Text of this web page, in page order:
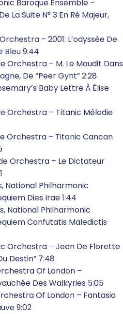
Baroque Ensemble –
La Suite N° 3 En Ré Majeur,
– 2001: L’odyssée De
Bleu 9:44
Orchestra – M. Le Maudit Dans
De “Peer Gynt” 2:28
Baby Lettre À Élise
Orchestra – Titanic Mélodie
Orchestra – Titanic Cancan
Orchestra – Le Dictateur
National Philharmonic
Dies Irae 1:44
National Philharmonic
Confutatis Maledictis
Orchestra – Jean De Florette
Destin” 7:48
Of London –
Des Walkyries 5:05
Of London – Fantasia
9:02